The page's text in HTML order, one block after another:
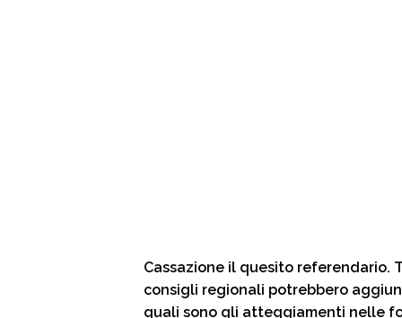
Cassazione il quesito referendario.
consigli regionali potrebbero
quali sono gli atteggiamenti nelle